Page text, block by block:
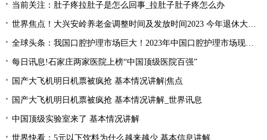
当前关注：肚子疼拉肚子是怎么回事_拉肚子肚子疼怎么办
世界焦点！大兴安岭养老金调整时间及发放时间2023 今年退休大概会涨的的？
全球头条：我国口腔护理市场巨大！2023年中国口腔护理市场现状分析
每日讯息!石家庄两家医院上榜“中国顶级医院百强”
国产大飞机明日机票被疯抢 基本情况讲解|焦点
国产大飞机明日机票被疯抢 基本情况讲解_世界讯息
中国顶级实验室来了 基本情况讲解
世界快看：5元以下饮料为什么越来越少 基本信息讲解